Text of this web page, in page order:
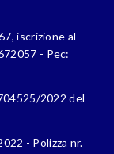
iscrizione al
- Pec:
2022 del
- Polizza nr.